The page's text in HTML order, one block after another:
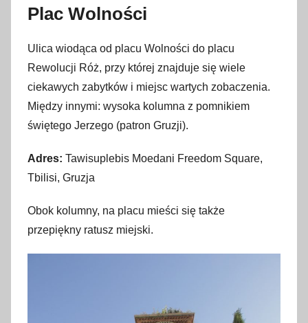
Plac Wolności
Ulica wiodąca od placu Wolności do placu
Rewolucji Róż, przy której znajduje się wiele
ciekawych zabytków i miejsc wartych zobaczenia.
Między innymi: wysoka kolumna z pomnikiem
świętego Jerzego (patron Gruzji).
Adres: Tawisuplebis Moedani Freedom Square,
Tbilisi, Gruzja
Obok kolumny, na placu mieści się także
przepiękny ratusz miejski.